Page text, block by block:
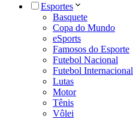
Esportes
Basquete
Copa do Mundo
eSports
Famosos do Esporte
Futebol Nacional
Futebol Internacional
Lutas
Motor
Tênis
Vôlei